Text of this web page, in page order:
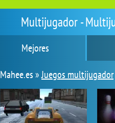
Multijugador -
Mejores
Mahee.es »Juegos multijugador